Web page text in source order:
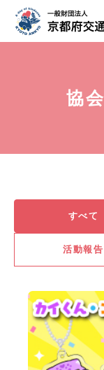
協
すべて
活動報告